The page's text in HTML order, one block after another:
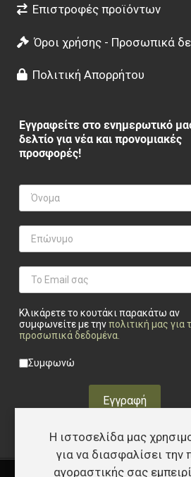
Επιστροφές προϊόντων
Όροι χρήσης - Προσωπικά
Πολιτική Απορρήτου
Εγγραφείτε στο ενημερωτικό
δελτίο για νέα και προνομιακές
προσφορές!
Κλικάρετε το κουτάκι παρακάτω αν
συμφωνείτε με τηνπολιτική μας για
προσωπικά δεδομένα.
Privacy checkbox
Συμφωνώ
Εγγραφή
Η ιστοσελίδα μας
για να διασφαλίσει την
αγοραστικής σας